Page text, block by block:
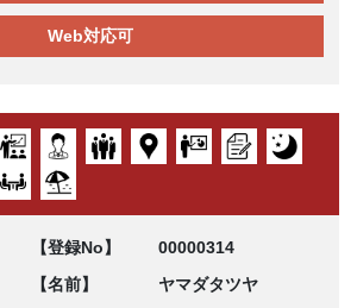
Web対応可
【登録No】
00000314
【名前】
ヤマダタツヤ